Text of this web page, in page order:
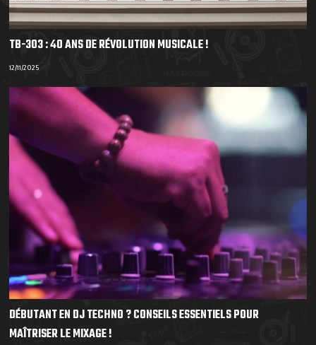
TB-303 : 40 ANS DE RÉVOLUTION MUSICALE !
12/11/2025
DÉBUTANT EN DJ TECHNO ? CONSEILS ESSENTIELS POUR
MAÎTRISER LE MIXAGE !